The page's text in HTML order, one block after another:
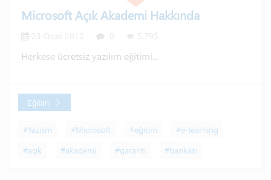
Microsoft Açık Akademi Hakkında
23 Ocak 2012 0 5.795
Herkese ücretsiz yazılım eğitimi...
Eğitim
#Yazılım #Microsoft #eğitim
#e-learning
#açık
#akademi #garanti #bankası